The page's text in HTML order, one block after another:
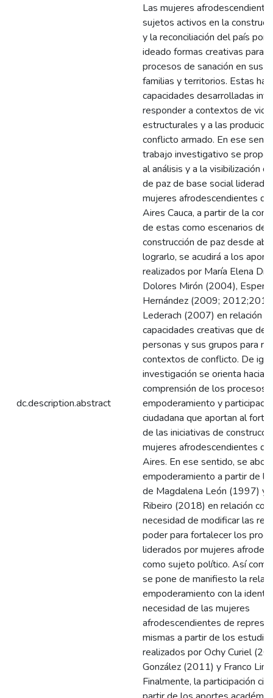
dc.description.abstract
Las mujeres
sujetos activos en la
y la reconciliación del país
ideado formas creativas para
procesos de sanación en sus
familias y territorios. Estas
capacidades desarrolladas
responder a contextos de
estructurales y a las
conflicto armado. En ese
trabajo investigativo se
al análisis y a la visibilización
de paz de base social
mujeres afrodescendientes
Aires Cauca, a partir de la
de estas como escenarios de
construcción de paz desde
lograrlo, se acudirá a los
realizados por María Elena
Dolores Mirón (2004),
Hernández (2009;
Lederach (2007) en relación
capacidades creativas que
personas y sus grupos para
contextos de conflicto. De
investigación se orienta hacia
comprensión de los procesos
empoderamiento y
ciudadana que aportan al
de las iniciativas de
mujeres afrodescendientes
Aires. En ese sentido, se
empoderamiento a partir de
de Magdalena León (1997) y
Ribeiro (2018) en relación con
necesidad de modificar las
poder para fortalecer los
liderados por mujeres
como sujeto político. Así
se pone de manifiesto la
empoderamiento con la
necesidad de las mujeres
afrodescendientes de
mismas a partir de los
realizados por Ochy Curiel
González (2011) y Franco
Finalmente, la participación